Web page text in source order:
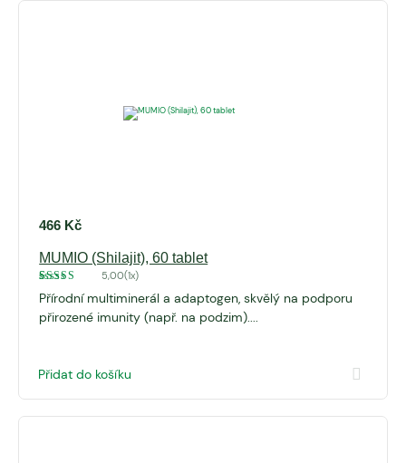
466 Kč
MUMIO (Shilajit), 60 tablet
Hodnoceno
5z 5 na
základě
1
hodnocení
5,00(1x)
Přírodní multiminerál a adaptogen, skvělý na podporu
přirozené imunity (např. na podzim)....
Přidat do košíku